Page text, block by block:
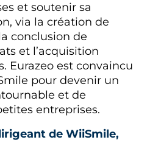
et soutenir sa
via la création de
conclusion de
et l’acquisition
Eurazeo est convaincu
pour devenir un
et de
entreprises.
de WiiSmile,